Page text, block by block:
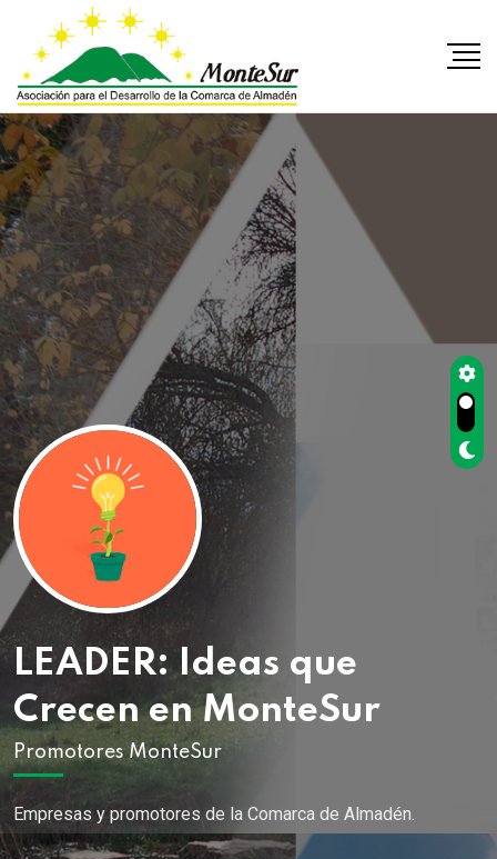
LEADER: Ideas que
Crecen en MonteSur
Promotores MonteSur
Empresas y promotores de la Comarca de Almadén.